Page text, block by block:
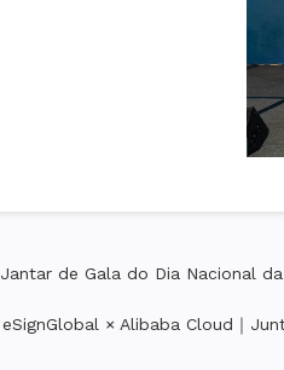
Jantar de Gala do Dia Nacional
eSignGlobal × Alibaba Cloud｜